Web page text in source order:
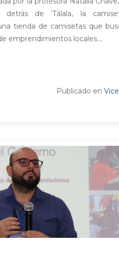
detrás de 'Tálala, la
tienda de camisetas que
emprendimientos locales....
Publicado en